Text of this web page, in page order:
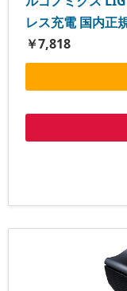
レス充電 国内正
￥7,818